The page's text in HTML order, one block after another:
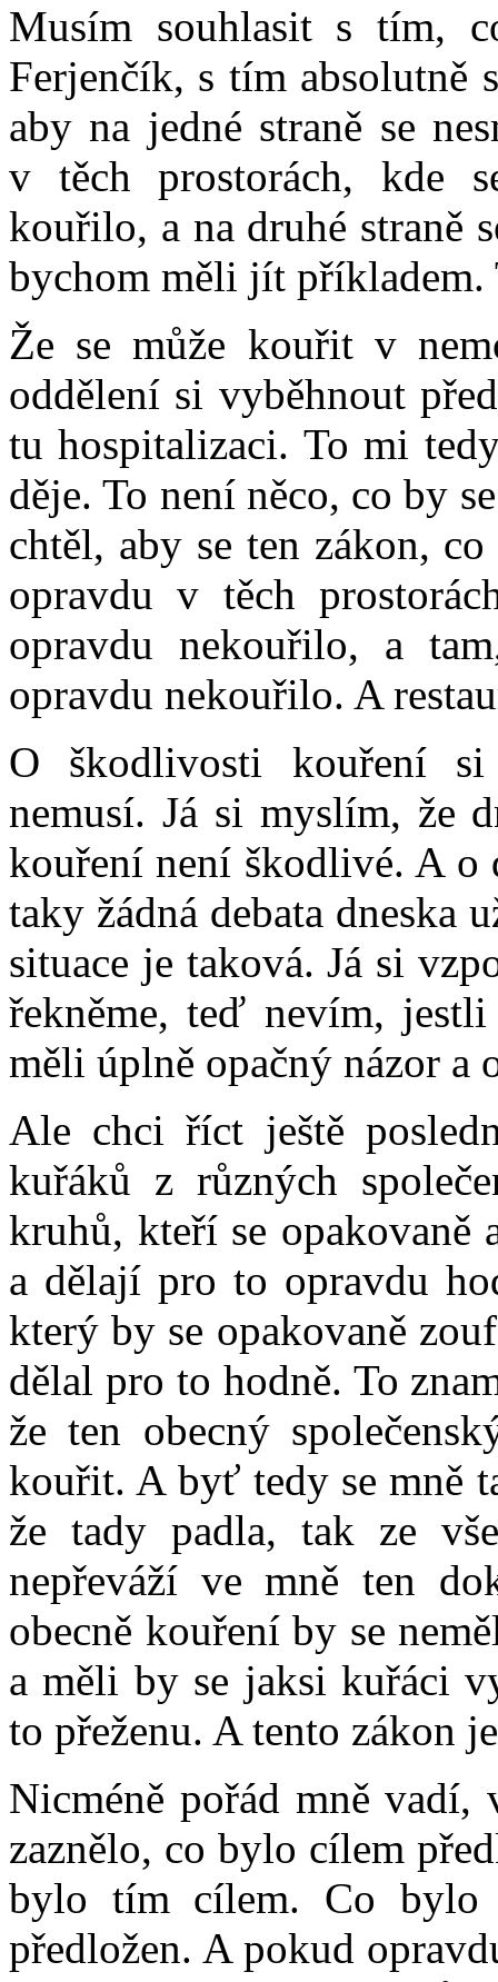
Musím souhlasit s tím,
Ferjenčík, s tím absolutně
aby na jedné straně se
v těch prostorách, kde
kouřilo, a na druhé straně
bychom měli jít příkladem.
Že se může kouřit v
oddělení si vyběhnout
tu hospitalizaci. To mi
děje. To není něco, co by
chtěl, aby se ten zákon,
opravdu v těch
opravdu nekouřilo, a
opravdu nekouřilo. A
O škodlivosti kouření
nemusí. Já si myslím, že
kouření není škodlivé. A o
taky žádná debata dneska
situace je taková. Já si
řekněme, teď nevím,
měli úplně opačný názor a
Ale chci říct ještě
kuřáků z různých
kruhů, kteří se opakovaně
a dělají pro to opravdu
který by se opakovaně
dělal pro to hodně. To
že ten obecný
kouřit. A byť tedy se mně
že tady padla, tak ze
nepřeváží ve mně ten
obecně kouření by se
a měli by se jaksi kuřáci
to přeženu. A tento zákon
Nicméně pořád mně
zaznělo, co bylo cílem
bylo tím cílem. Co bylo
předložen. A pokud